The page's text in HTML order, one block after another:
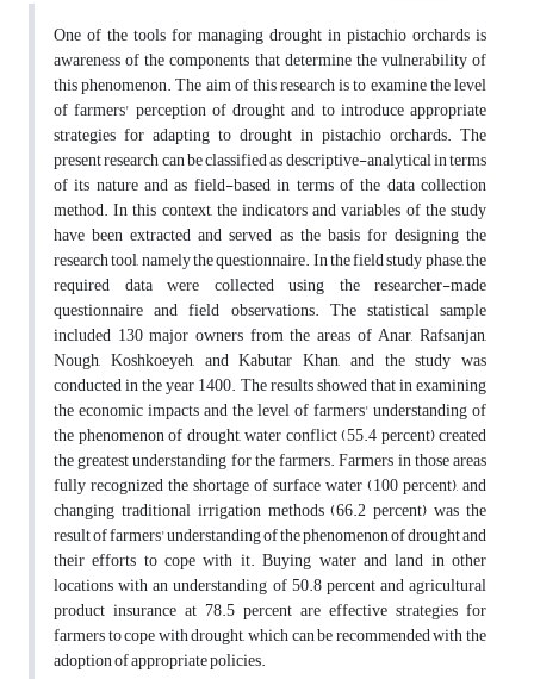
One of the tools for managing drought in pistachio orchards is
awareness of the components that determine the vulnerability of
this phenomenon. The aim of this research is to examine the level
of farmers' perception of drought and to introduce appropriate
strategies for adapting to drought in pistachio orchards. The
present research can be classified as descriptive-analytical in terms
of its nature and as field-based in terms of the data collection
method. In this context, the indicators and variables of the study
have been extracted and served as the basis for designing the
research tool, namely the questionnaire. In the field study phase, the
required data were collected using the researcher-made
questionnaire and field observations. The statistical sample
included 130 major owners from the areas of Anar, Rafsanjan,
Nough, Koshkoeyeh, and Kabutar Khan, and the study was
conducted in the year 1400. The results showed that in examining
the economic impacts and the level of farmers' understanding of
the phenomenon of drought, water conflict (55.4 percent) created
the greatest understanding for the farmers. Farmers in those areas
fully recognized the shortage of surface water (100 percent), and
changing traditional irrigation methods (66.2 percent) was the
result of farmers' understanding of the phenomenon of drought and
their efforts to cope with it. Buying water and land in other
locations with an understanding of 50.8 percent and agricultural
product insurance at 78.5 percent are effective strategies for
farmers to cope with drought, which can be recommended with the
adoption of appropriate policies.